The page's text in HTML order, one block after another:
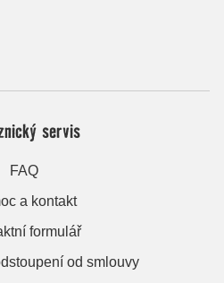
servis
FAQ
a kontakt
formulář
od smlouvy